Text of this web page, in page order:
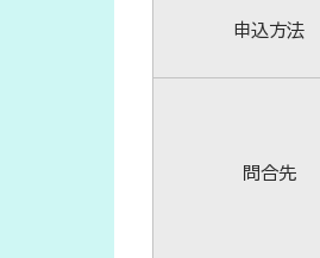
申込方法
問合先